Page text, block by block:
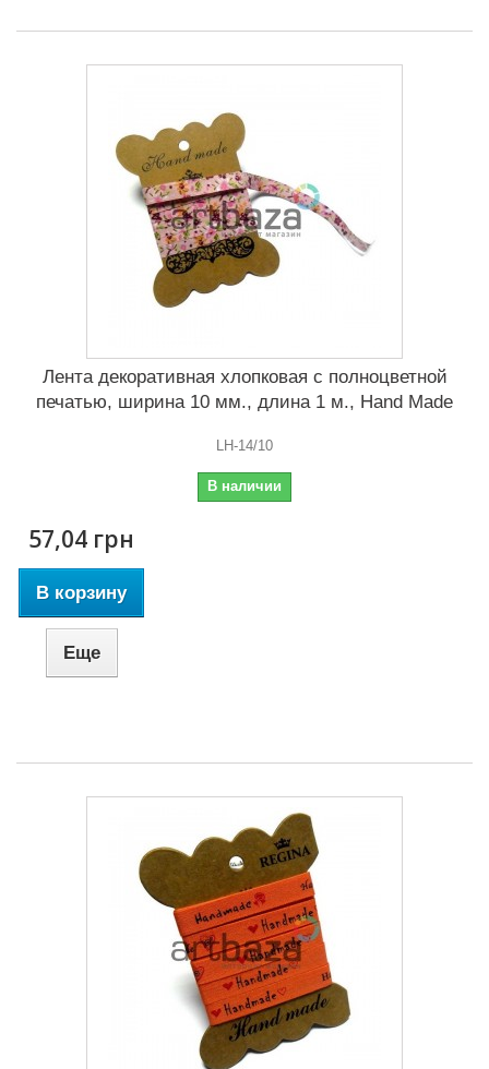
Лента декоративная хлопковая с полноцветной
печатью, ширина 10 мм., длина 1 м., Hand Made
LH-14/10
В наличии
57,04 грн
В корзину
Еще